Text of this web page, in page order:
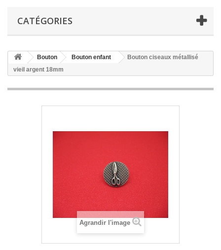
CATÉGORIES
Bouton Bouton enfant
Bouton ciseaux métallisé
vieil argent 18mm
Agrandir l'image